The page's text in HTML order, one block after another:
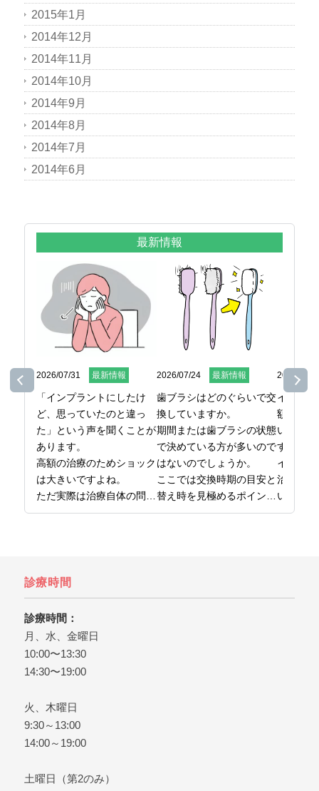
2015年1月
2014年12月
2014年11月
2014年10月
2014年9月
2014年8月
2014年7月
2014年6月
最新情報
2026/07/31 最新情報
「インプラントにしたけ
ど、思っていたのと違っ
た」という声を聞くことが
あります。
高額の治療のためショック
は大きいですよね。
ただ実際は治療自体の問題
というより、事前の確認、
知っておきたいことを解説
日本橋で歯医者をお探しな
ら、日本橋グリーン歯科ま
でどうぞ。
2026/07/24 最新情報
歯ブラシはどのぐらいで交
換していますか。
期間または歯ブラシの状態
で決めている方が多いので
はないのでしょうか。
ここでは交換時期の目安と
替え時を見極めるポイント
をまとめています。
2026/07/
インプ
額にな
いとい
す。
インプ
治療で
い理由
があり
診療時間
診療時間：
月、水、金曜日
10:00〜13:30
14:30〜19:00
火、木曜日
9:30～13:00
14:00～19:00
土曜日（第2のみ）